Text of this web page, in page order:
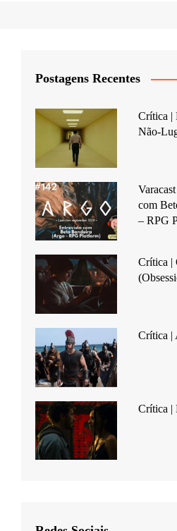
Postagens Recentes
Crítica |
Não-
com
– RPG
Crítica |
Crítica |
Crítica |